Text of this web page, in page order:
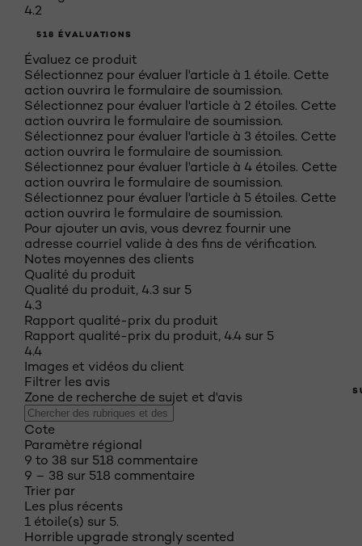
4.2
518 ÉVALUATIONS
Évaluez ce produit
Sélectionnez pour évaluer l'article à 1 étoile. Cette
action ouvrira le formulaire de soumission.
Sélectionnez pour évaluer l'article à 2 étoiles. Cette
action ouvrira le formulaire de soumission.
Sélectionnez pour évaluer l'article à 3 étoiles. Cette
action ouvrira le formulaire de soumission.
Sélectionnez pour évaluer l'article à 4 étoiles. Cette
action ouvrira le formulaire de soumission.
Sélectionnez pour évaluer l'article à 5 étoiles. Cette
action ouvrira le formulaire de soumission.
Pour ajouter un avis, vous devrez fournir une
adresse courriel valide à des fins de vérification.
Notes moyennes des clients
Qualité du produit
Qualité du produit, 4.3 sur 5
4.3
Rapport qualité-prix du produit
Rapport qualité-prix du produit, 4.4 sur 5
4.4
Images et vidéos du client
Filtrer les avis
Zone de recherche de sujet et d'avis
Cote
Paramètre régional
9 to 38 sur 518 commentaire
9 – 38 sur 518 commentaire
Trier par
Les plus récents
1 étoile(s) sur 5.
Horrible upgrade strongly scented